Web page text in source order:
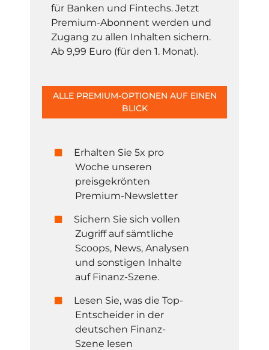
für Banken und Fintechs. Jetzt
Premium-Abonnent werden und
Zugang zu allen Inhalten sichern.
Ab 9,99 Euro (für den 1. Monat).
ALLE PREMIUM-OPTIONEN AUF EINEN
BLICK
Erhalten Sie 5x pro
Woche unseren
preisgekrönten
Premium-Newsletter
Sichern Sie sich vollen
Zugriff auf sämtliche
Scoops, News, Analysen
und sonstigen Inhalte
auf Finanz-Szene.
Lesen Sie, was die Top-
Entscheider in der
deutschen Finanz-
Szene lesen